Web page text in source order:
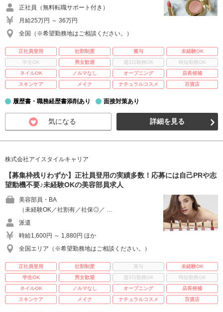
正社員（無料転職サポート付き）
月給25万円 ～ 36万円
全国（※希望勤務地はご相談ください。）
正社員登用 社割制度 賞与
未経験OK
学生OK
男女歓迎 週3日勤務OK
時短勤務OK
ネイルOK
ノルマなし オープニング
店長候補
スキンケア
メイク ナチュラルコスメ 百貨店
履歴書・職務経歴書添削あり 面接対策あり
気になる 詳細を見る
株式会社アイスタイルキャリア
【募集枠残りわずか】正社員登用の実績多数！応募には自己PRや志
望動機不要♪未経験OKの美容部員求人
美容部員・BA
（未経験OK／社割有／社保◎／ …
派遣
時給1,600円 ～ 1,880円 ほか
全国エリア（※希望勤務地はご相談ください。）
正社員登用 社割制度 賞与
未経験OK
学生OK
男女歓迎 週3日勤務OK
時短勤務OK
ネイルOK
ノルマなし オープニング
店長候補
スキンケア
メイク ナチュラルコスメ 百貨店